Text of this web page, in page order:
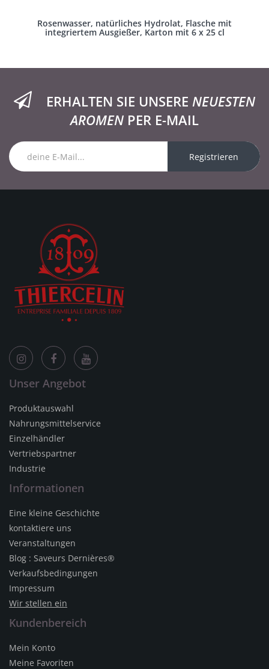
Rosenwasser, natürliches Hydrolat, Flasche mit
integriertem Ausgießer, Karton mit 6 x 25 cl
ERHALTEN SIE UNSERE NEUESTEN
AROMEN PER E-MAIL
Registrieren
Unser Angebot
Produktauswahl
Nahrungsmittelservice
Einzelhändler
Vertriebspartner
Industrie
Informationen
Eine kleine Geschichte
kontaktiere uns
Veranstaltungen
Blog : Saveurs Dernières®
Verkaufsbedingungen
Impressum
Wir stellen ein
Kundenbereich
Mein Konto
Meine Favoriten